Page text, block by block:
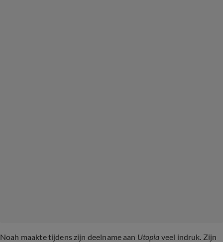
Noah maakte tijdens zijn deelname aan Utopia veel indruk. Zijn